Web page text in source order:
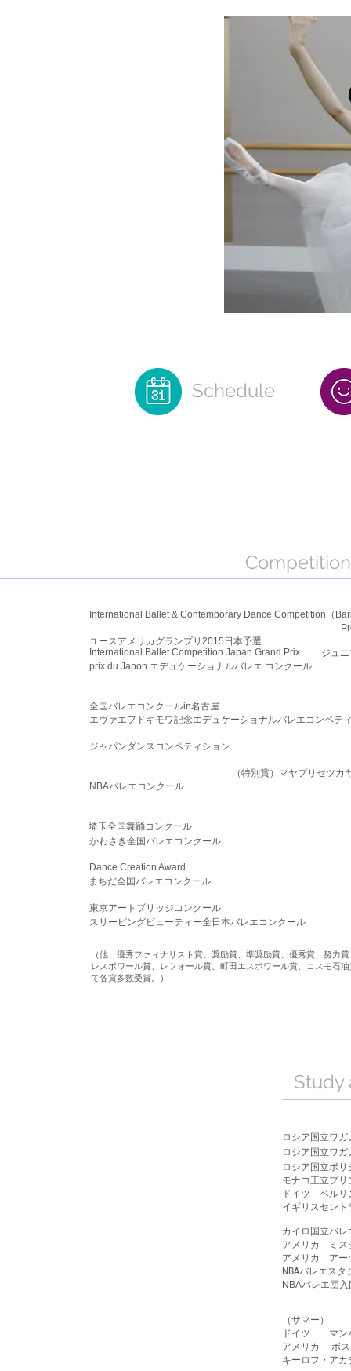
International Ballet & Contemporary Dance
Professional
ユースアメリカグランプリ2015日本予選
International Ballet Competition Japan Grand Prix
ジュ
prix du Japon エデュケーショナルバレエ コンクール
全国バレエコンクールin名古屋
エヴァエフドキモワ記念エデュケーショナルバレエコンペテ
ジャパンダンスコンペティション
（特別賞）マヤプリセツ
NBAバレエコンクール
埼玉全国舞踊コンクール
かわさき全国バレエコンクール
Dance Creation Award
まちだ全国バレエコンクール
東京アートブリッジコンクール
スリーピングビューティー全日本バレエコンクール
（他、優秀ファィナリスト賞、奨励賞、準奨励賞、優秀賞、努力
レスポワール賞、レフォール賞、町田エスポワール賞、コスモ石
て各賞多数受賞。）
ロシア 国立ワ
ロシア 国立ワ
ロシア国立ボ
モナコ王立プリ
ドイツ ベルリ
イギリスセン
カイロ国立バ
アメリカ ミス
アメリカ アー
NBAバレエス
NBAバレエ団
（サマー）
ドイツ マンハ
アメリカ
ボ
キーロフ・ア
​Schedule